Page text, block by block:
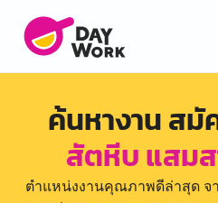
ค้นหางาน สมั
สัตหีบ แสม
ตำแหน่งงานคุณภาพดีล่าสุด